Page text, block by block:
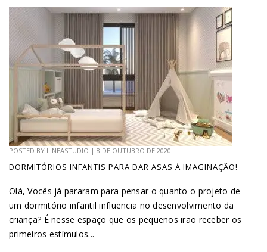
POSTED BY LINEASTUDIO | 8 DE OUTUBRO DE 2020
DORMITÓRIOS INFANTIS PARA DAR ASAS À IMAGINAÇÃO!
Olá, Vocês já pararam para pensar o quanto o projeto de
um dormitório infantil influencia no desenvolvimento da
criança? É nesse espaço que os pequenos irão receber os
primeiros estímulos...